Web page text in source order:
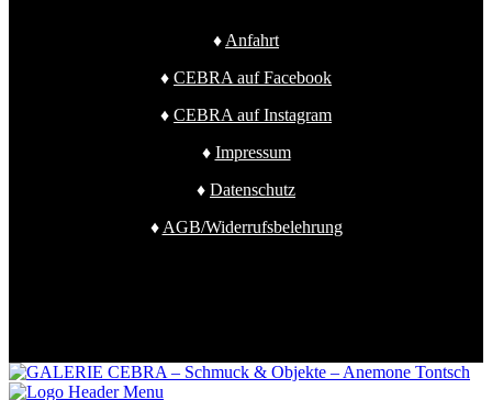
♦Anfahrt
♦ CEBRA auf Facebook
♦ CEBRA auf Instagram
♦ Impressum
♦ Datenschutz
♦AGB/Widerrufsbelehrung